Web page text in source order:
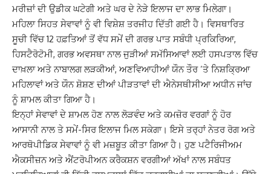
ਮਰੀਜ਼ਾਂ ਦੀ ਉਡੀਕ ਘਟੇਗੀ ਅਤੇ ਘਰ ਦੇ ਨੇੜੇ ਇਲਾਜ ਦਾ ਲਾਭ ਮਿਲੇਗਾ।
ਮਹਿਲਾ ਸਿਹਤ ਸੇਵਾਵਾਂ ਨੂੰ ਵੀ ਵਿਸ਼ੇਸ਼ ਤਰਜੀਹ ਦਿੱਤੀ ਗਈ ਹੈ। ਵਿਸਥਾਰਿਤ
ਸੂਚੀ ਵਿੱਚ 12 ਹਫ਼ਤਿਆਂ ਤੋਂ ਵੱਧ ਸਮੇਂ ਦੀ ਗਰਭ ਪਾਤ ਸਬੰਧੀ ਪ੍ਰਕਿਰਿਆ,
ਹਿਸਟੈਰੋਟੋਮੀ, ਗਰਭ ਅਵਸਥਾ ਨਾਲ ਜੁੜੀਆਂ ਸਮੱਸਿਆਵਾਂ ਲਈ ਹਸਪਤਾਲ ਵਿੱਚ
ਦਾਖ਼ਲਾ ਅਤੇ ਨਾਬਾਲਗ ਲੜਕੀਆਂ, ਅਣਵਿਆਹੀਆਂ ਯੌਨ ਤੌਰ ’ਤੇ ਨਿਸ਼ਕ੍ਰਿਆ
ਮਹਿਲਾਵਾਂ ਅਤੇ ਯੌਨ ਸ਼ੋਸ਼ਣ ਦੀਆਂ ਪੀੜਤਾਵਾਂ ਦੀ ਐਨੇਸਥੀਸੀਆ ਅਧੀਨ ਜਾਂਚ
ਨੂੰ ਸ਼ਾਮਲ ਕੀਤਾ ਗਿਆ ਹੈ।
ਇਨ੍ਹਾਂ ਸੇਵਾਵਾਂ ਦੇ ਸ਼ਾਮਲ ਹੋਣ ਨਾਲ ਲੋੜਵੰਦ ਅਤੇ ਕਮਜ਼ੋਰ ਵਰਗਾਂ ਨੂੰ ਹੋਰ
ਆਸਾਨੀ ਨਾਲ ਤੇ ਸਮੇਂ-ਸਿਰ ਇਲਾਜ ਮਿਲ ਸਕੇਗਾ। ਇਸੇ ਤਰ੍ਹਾਂ ਨੇਤਰ ਰੋਗ ਅਤੇ
ਆਰਥੋਪੀਡਿਕ ਸੇਵਾਵਾਂ ਨੂੰ ਵੀ ਮਜ਼ਬੂਤ ਕੀਤਾ ਗਿਆ ਹੈ। ਹੁਣ ਪਟੈਰਿਜੀਅਮ
ਐਕਸੀਜ਼ਨ ਅਤੇ ਐਂਟਰੋਪੀਅਨ ਕਰੈਕਸ਼ਨ ਵਰਗੀਆਂ ਅੱਖਾਂ ਨਾਲ ਸਬੰਧਤ